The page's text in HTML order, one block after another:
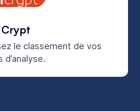
Crypt
le classement de vos